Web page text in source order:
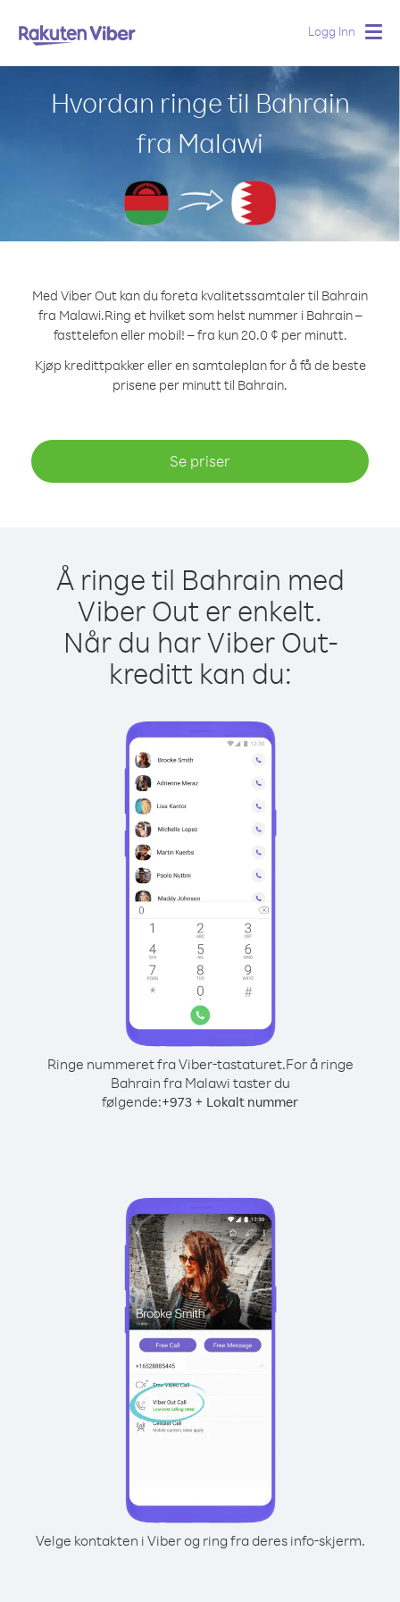
Logg Inn
Hvordan ringe til Bahrain
fra Malawi
Med Viber Out kan du foreta kvalitetssamtaler til Bahrain
fra Malawi.Ring et hvilket som helst nummer i Bahrain –
fasttelefon eller mobil! – fra kun 20.0 ¢ per minutt.
Kjøp kredittpakker eller en samtaleplan for å få de beste
prisene per minutt til Bahrain.
Se priser
Å ringe til Bahrain med
Viber Out er enkelt.
Når du har Viber Out-
kreditt kan du:
Ringe nummeret fra Viber-tastaturet.For å ringe
Bahrain fra Malawi taster du
følgende:+973 + Lokalt nummer
Velge kontakten i Viber og ring fra deres info-skjerm.